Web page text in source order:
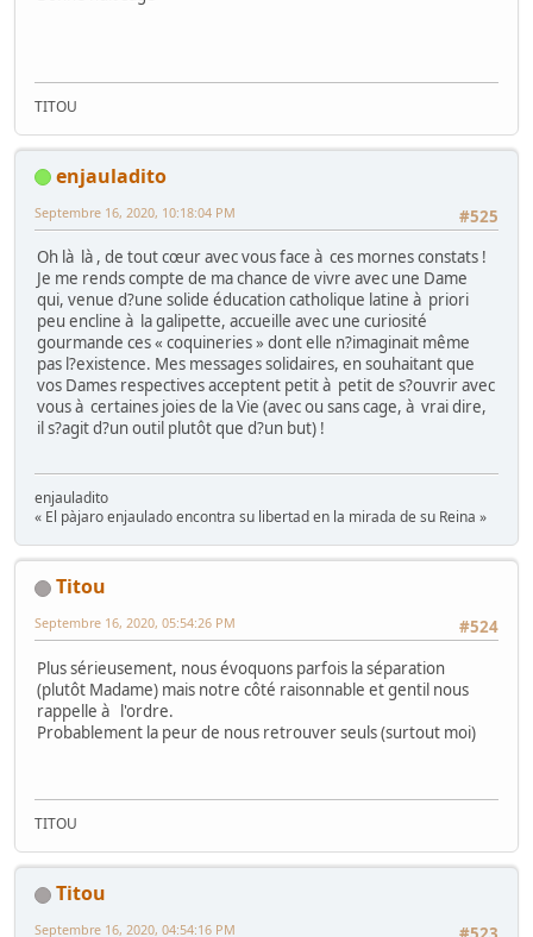
TITOU
enjauladito
#525
Septembre 16, 2020, 10:18:04 PM
Oh là là , de tout cœur avec vous face à ces mornes constats !
Je me rends compte de ma chance de vivre avec une Dame
qui, venue d?une solide éducation catholique latine à priori
peu encline à la galipette, accueille avec une curiosité
gourmande ces « coquineries » dont elle n?imaginait même
pas l?existence. Mes messages solidaires, en souhaitant que
vos Dames respectives acceptent petit à petit de s?ouvrir avec
vous à certaines joies de la Vie (avec ou sans cage, à vrai dire,
il s?agit d?un outil plutôt que d?un but) !
enjauladito
« El pàjaro enjaulado encontra su libertad en la mirada de su Reina »
Titou
#524
Septembre 16, 2020, 05:54:26 PM
Plus sérieusement, nous évoquons parfois la séparation
(plutôt Madame) mais notre côté raisonnable et gentil nous
rappelle à l'ordre.
Probablement la peur de nous retrouver seuls (surtout moi)
TITOU
Titou
Septembre 16, 2020, 04:54:16 PM